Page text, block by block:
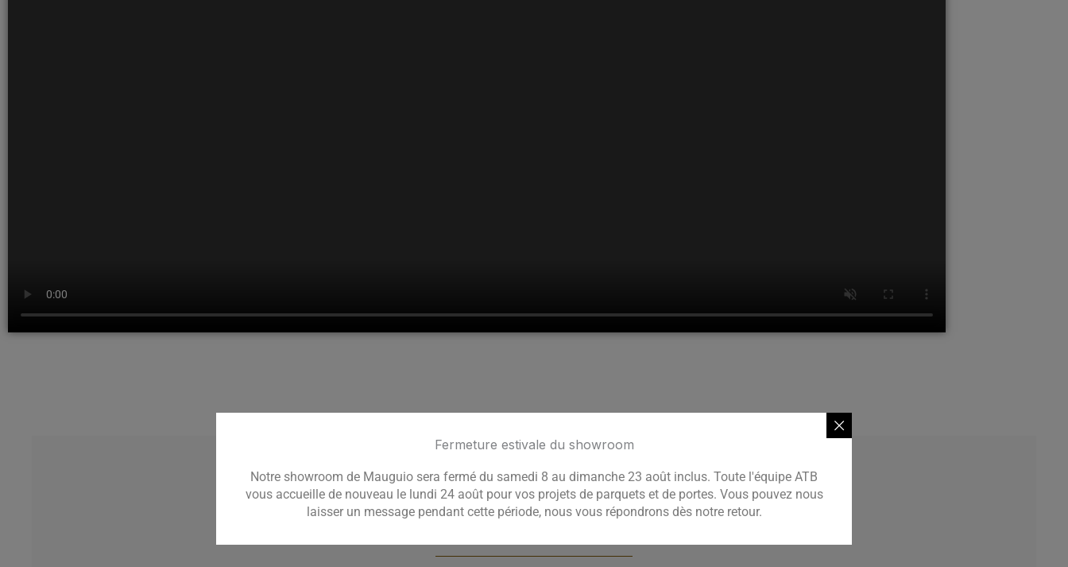
ATB Parquets et portes : un spécialiste local à votre service
Fermeture estivale du showroom
Notre showroom de Mauguio sera fermé du samedi 8 au dimanche 23 août inclus. Toute l'équipe ATB
vous accueille de nouveau le lundi 24 août pour vos projets de parquets et de portes. Vous pouvez nous
laisser un message pendant cette période, nous vous répondrons dès notre retour.